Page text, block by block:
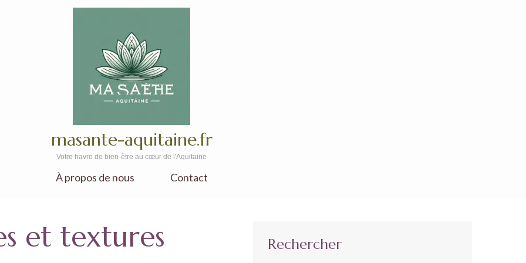
masante-aquitaine.fr
Votre havre de bien-être au cœur de l'Aquitaine
À propos de nous Contact
et textures Rechercher